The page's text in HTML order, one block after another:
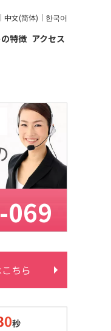
｜ 中文(简体) ｜ 한국어
特徴 アクセス
069
ちら